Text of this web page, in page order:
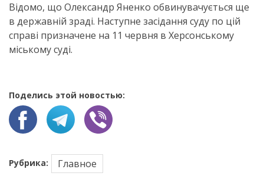
Відомо, що Олександр Яненко обвинувачується ще
в державній зраді. Наступне засідання суду по цій
справі призначене на 11 червня в Херсонському
міському суді.
Поделись этой новостью:
Рубрика: Главное